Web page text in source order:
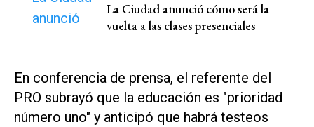
La Ciudad anunció cómo será la
vuelta a las clases presenciales
En conferencia de prensa, el referente del
PRO subrayó que la educación es "prioridad
número uno" y anticipó que habrá testeos